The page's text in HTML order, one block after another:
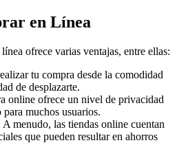
en Línea
ofrece varias ventajas, entre ellas:
tu compra desde la comodidad
de desplazarte.
online ofrece un nivel de privacidad
muchos usuarios.
A menudo, las tiendas online cuentan
que pueden resultar en ahorros